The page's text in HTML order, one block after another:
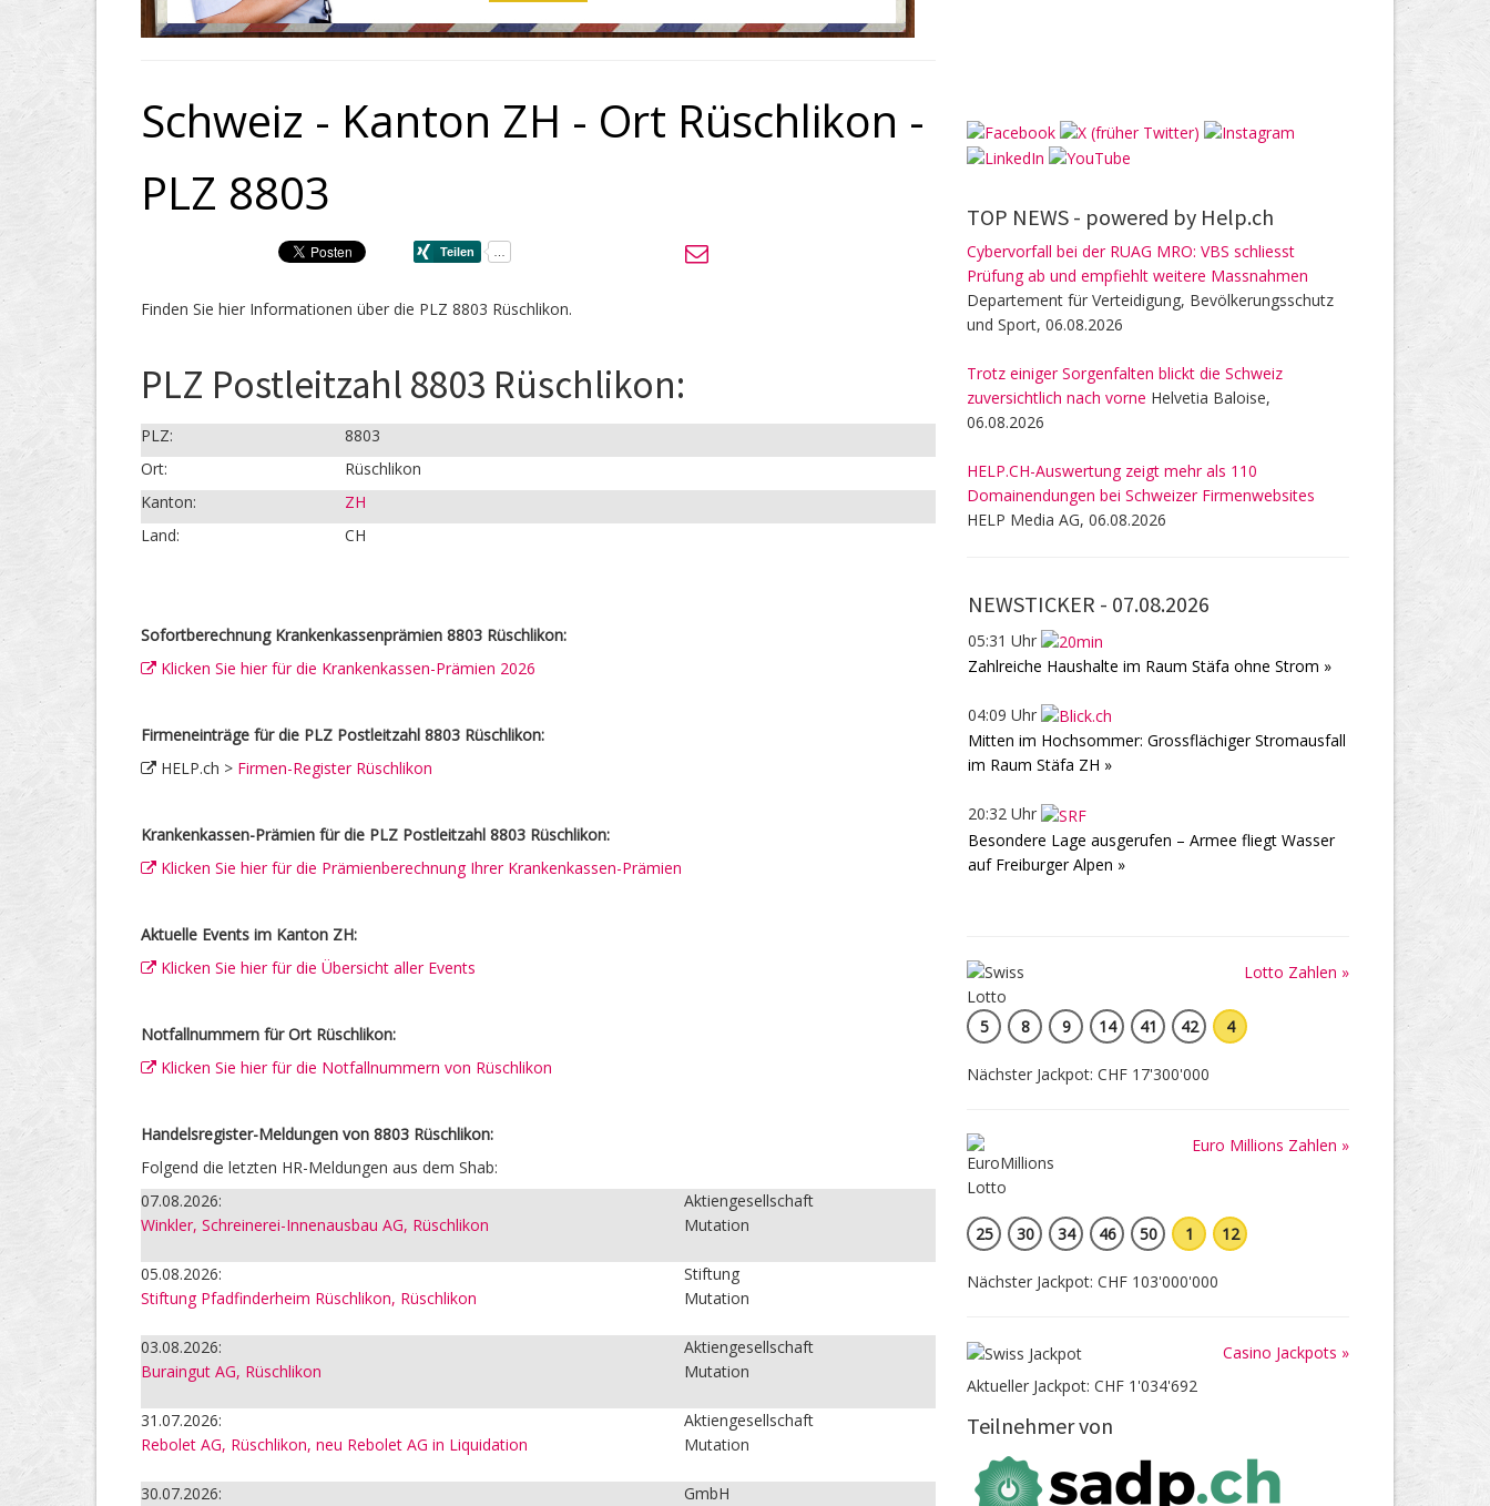
Schweiz - Kanton ZH - Ort Rüschlikon -
PLZ 8803
Finden Sie hier Informationen über die PLZ 8803 Rüschlikon.
PLZ Postleitzahl 8803 Rüschlikon:
PLZ:
8803
Ort:
Rüschlikon
Kanton:
ZH
Land:
CH
Sofortberechnung Krankenkassenprämien 8803 Rüschlikon:
Klicken Sie hier für die Krankenkassen-Prämien 2026
Firmeneinträge für die PLZ Postleitzahl 8803 Rüschlikon:
HELP.ch > Firmen-Register Rüschlikon
Krankenkassen-Prämien für die PLZ Postleitzahl 8803 Rüschlikon:
Klicken Sie hier für die Prämienberechnung Ihrer Krankenkassen-Prämien
Aktuelle Events im Kanton ZH:
Klicken Sie hier für die Übersicht aller Events
Notfallnummern für Ort Rüschlikon:
Klicken Sie hier für die Notfallnummern von Rüschlikon
Handelsregister-Meldungen von 8803 Rüschlikon:
Folgend die letzten HR-Meldungen aus dem Shab:
07.08.2026:
Winkler, Schreinerei-Innenausbau AG, Rüschlikon
Aktiengesellschaft
Mutation
05.08.2026:
Stiftung Pfadfinderheim Rüschlikon, Rüschlikon
Stiftung
Mutation
03.08.2026:
Buraingut AG, Rüschlikon
Aktiengesellschaft
Mutation
31.07.2026:
Rebolet AG, Rüschlikon, neu Rebolet AG in Liquidation
Aktiengesellschaft
Mutation
30.07.2026:
GmbH
TOP NEWS - powered by Help.ch
Cybervorfall bei der RUAG MRO: VBS schliesst
Prüfung ab und empfiehlt weitere Massnahmen
Departement für Verteidigung, Bevölkerungsschutz
und Sport, 06.08.2026
Trotz einiger Sorgenfalten blickt die Schweiz
zuversichtlich nach vorne Helvetia Baloise,
06.08.2026
HELP.CH-Auswertung zeigt mehr als 110
Domainendungen bei Schweizer Firmenwebsites
HELP Media AG, 06.08.2026
NEWSTICKER - 07.08.2026
05:31 Uhr
Zahlreiche Haushalte im Raum Stäfa ohne Strom »
04:09 Uhr
Mitten im Hochsommer: Grossflächiger Stromausfall
im Raum Stäfa ZH »
20:32 Uhr
Besondere Lage ausgerufen – Armee fliegt Wasser
auf Freiburger Alpen »
Lotto Zahlen »
5 8 9 14 41 42 4
Nächster Jackpot: CHF 17'300'000
Euro Millions Zahlen »
25 30 34 46 50 1 12
Nächster Jackpot: CHF 103'000'000
Casino Jackpots »
Aktueller Jackpot: CHF 1'034'692
Teilnehmer von